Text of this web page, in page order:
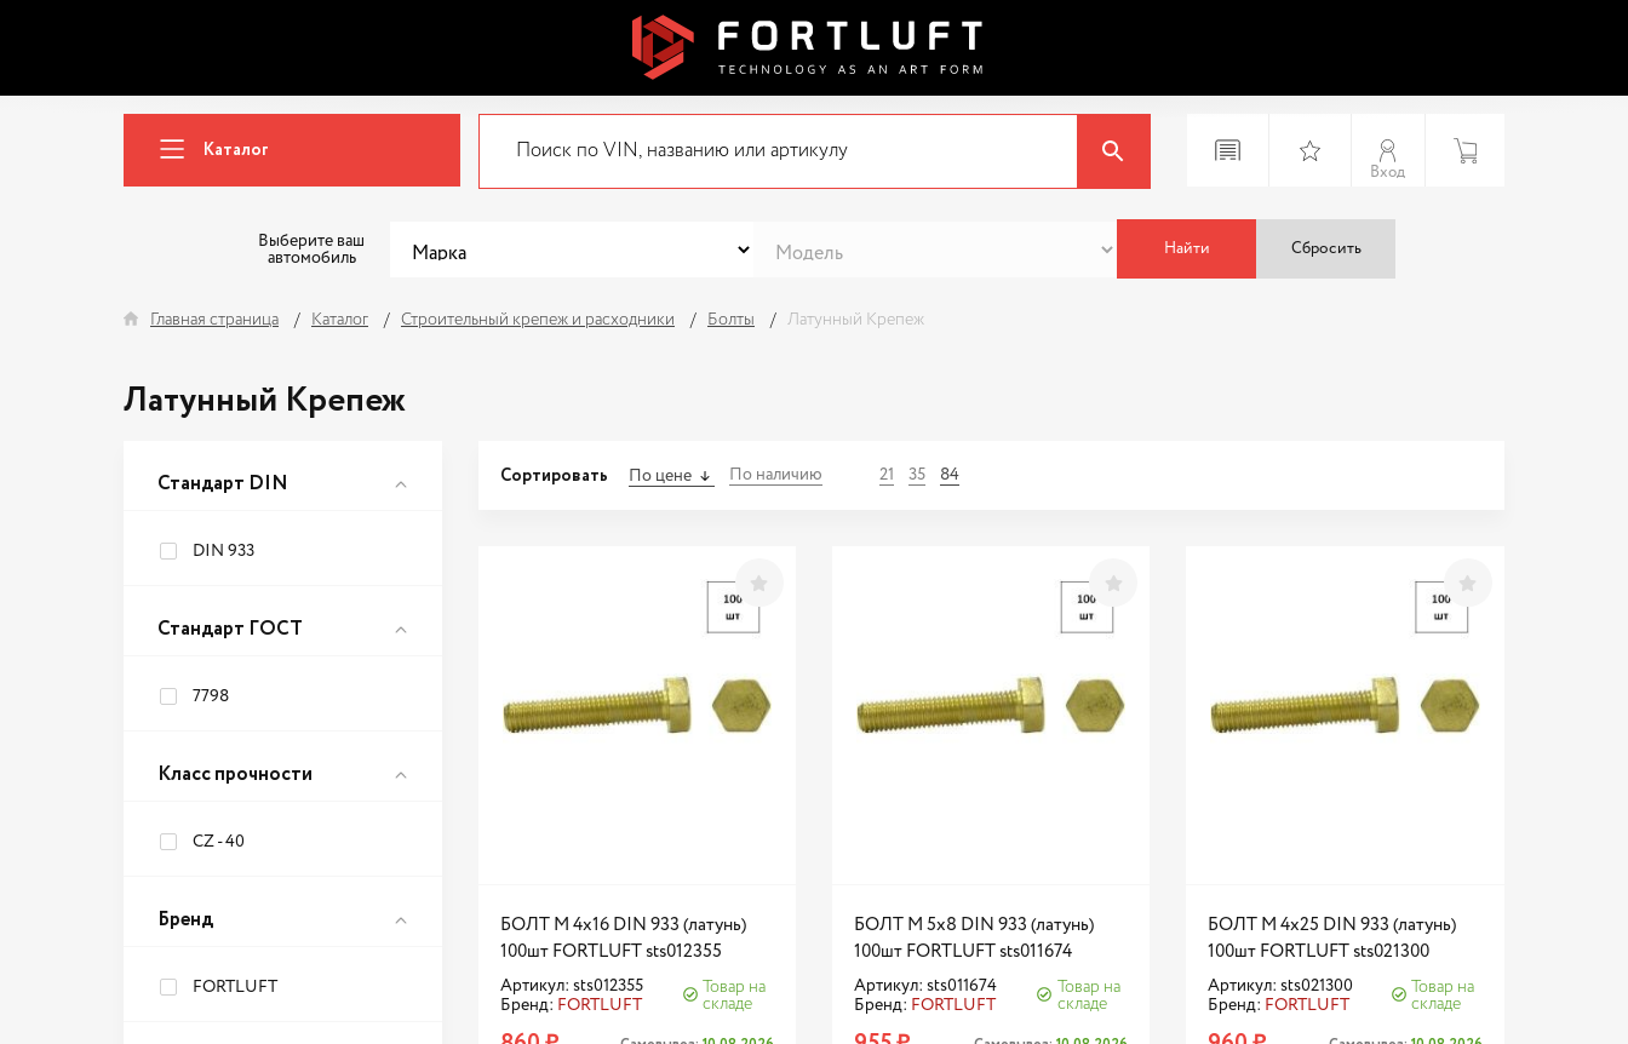
Каталог
Вход
Выберите ваш
автомобиль
Найти Сбросить
Главная страница Каталог Строительный крепеж и расходники Болты Латунный Крепеж
Латунный Крепеж
Стандарт DIN
DIN 933
Стандарт ГОСТ
7798
Класс прочности
CZ - 40
Бренд
FORTLUFT
Сортировать По цене По наличию 21 35 84
БОЛТ М 4х16 DIN 933 (латунь)
100шт FORTLUFT sts012355
Артикул: sts012355
Бренд: FORTLUFT
Товар на
складе
БОЛТ М 5х8 DIN 933 (латунь)
100шт FORTLUFT sts011674
Артикул: sts011674
Бренд: FORTLUFT
Товар на
складе
БОЛТ М 4х25 DIN 933 (латунь)
100шт FORTLUFT sts021300
Артикул: sts021300
Бренд: FORTLUFT
Товар на
складе